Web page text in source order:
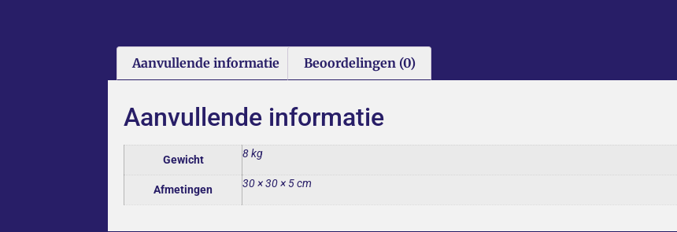
Aanvullende informatie Beoordelingen (0)
Aanvullende informatie
Gewicht 8 kg
Afmetingen 30 × 30 × 5 cm